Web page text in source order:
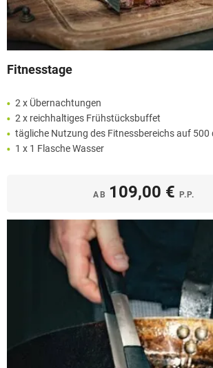
Fitnesstage
2 x Übernachtungen
2 x reichhaltiges Frühstücksbuffet
tägliche Nutzung des Fitnessbereichs auf 500
1 x 1 Flasche Wasser
AB 109,00 € P.P.